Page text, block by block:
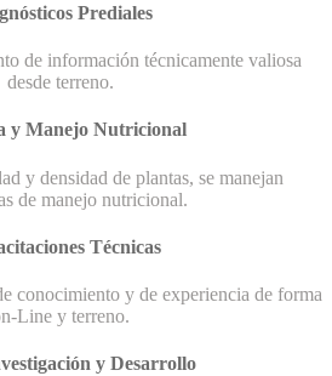
Prediales
de información técnicamente valiosa
desde terreno.
y Manejo Nutricional
y densidad de plantas, se manejan
de manejo nutricional.
Técnicas
conocimiento y de experiencia de forma
Line y terreno.
y Desarrollo